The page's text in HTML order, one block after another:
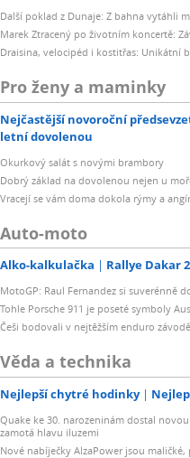
Další poklad z Dunaje: Z bahna vytáhli
Marek Ztracený po životním koncertě:
Draisina, velocipéd i kostitřas: Unikátní
Pro ženy a maminky
Nejčastější novoroční
letní dovolenou
Okurkový salát s novými brambory
Dobrý základ na dovolenou nejen u
Vracejí se vám doma dokola rýmy a
Auto-moto
Alko-kalkulačka Rallye Dakar
MotoGP: Raul Fernandez si suverénně
Tohle Porsche 911 je poseté symboly
Češi bodovali v nejtěžším enduro
Věda a technika
Nejlepší chytré hodinky
Quake ke 30. narozeninám dostal
zamotá hlavu iluzemi
Nové nabíječky AlzaPower jsou